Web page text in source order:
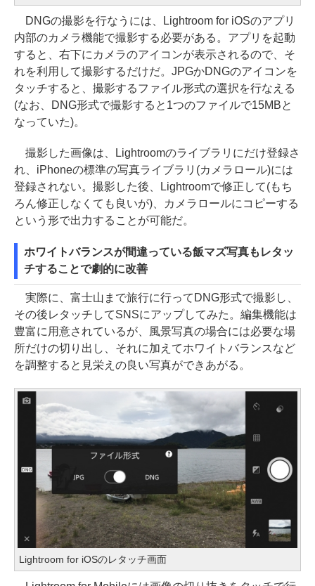
DNGの撮影を行なうには、Lightroom for iOSのアプリ
内部のカメラ機能で撮影する必要がある。アプリを起動
すると、右下にカメラのアイコンが表示されるので、そ
れを利用して撮影するだけだ。JPGかDNGのアイコンを
タッチすると、撮影するファイル形式の選択を行なえる
(なお、DNG形式で撮影すると1つのファイルで15MBと
なっていた)。
撮影した画像は、Lightroomのライブラリにだけ登録さ
れ、iPhoneの標準の写真ライブラリ(カメラロール)には
登録されない。撮影した後、Lightroomで修正して(もち
ろん修正しなくても良いが)、カメラロールにコピーする
という形で出力することが可能だ。
ホワイトバランスが間違っている飯マズ写真もレタッ
チすることで劇的に改善
実際に、富士山まで旅行に行ってDNG形式で撮影し、
その後レタッチしてSNSにアップしてみた。編集機能は
豊富に用意されているが、風景写真の場合には必要な場
所だけの切り出し、それに加えてホワイトバランスなど
を調整すると見栄えの良い写真ができあがる。
Lightroom for iOSのレタッチ画面